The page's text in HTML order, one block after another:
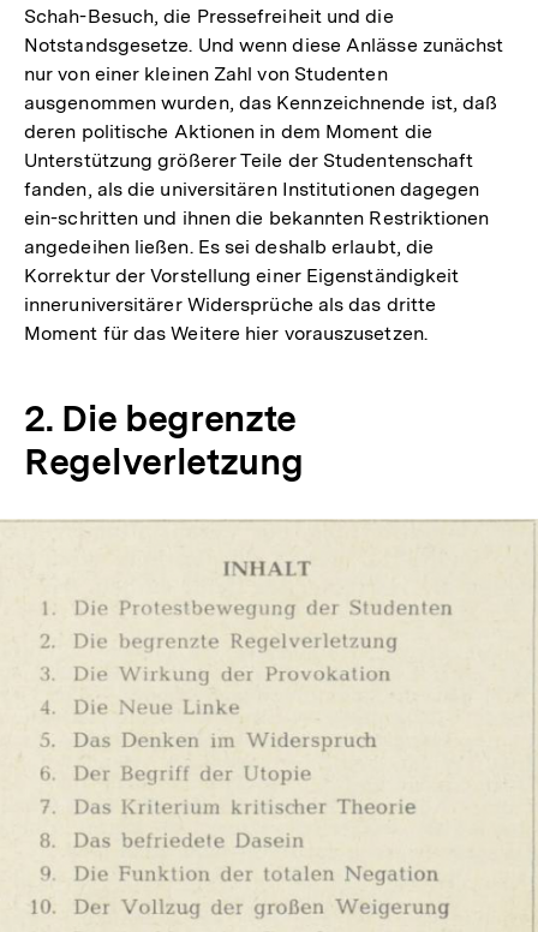
Schah-Besuch, die Pressefreiheit und die
Notstandsgesetze. Und wenn diese Anlässe zunächst
nur von einer kleinen Zahl von Studenten
ausgenommen wurden, das Kennzeichnende ist, daß
deren politische Aktionen in dem Moment die
Unterstützung größerer Teile der Studentenschaft
fanden, als die universitären Institutionen dagegen
ein-schritten und ihnen die bekannten Restriktionen
angedeihen ließen. Es sei deshalb erlaubt, die
Korrektur der Vorstellung einer Eigenständigkeit
inneruniversitärer Widersprüche als das dritte
Moment für das Weitere hier vorauszusetzen.
2. Die begrenzte
Regelverletzung
In
öffnen